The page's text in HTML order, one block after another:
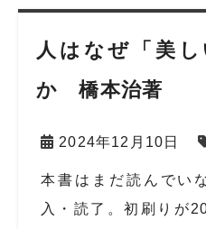
人はなぜ「美
か 橋本治著
2024年12月10日
本書はまだ読んでい
入・読了。初刷りが